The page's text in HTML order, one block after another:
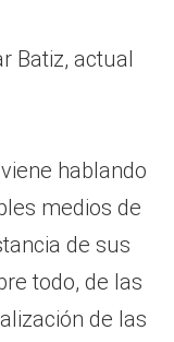
Batiz, actual
hablando
medios de
de sus
todo, de las
de las